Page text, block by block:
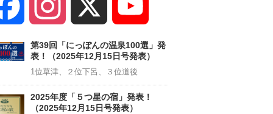
Facebook Instagram
Channel
第39回「にっぽんの温泉100選」発
表！（2025年12月15日号発表）
1位草津、２位下呂、３位道後
2025年度「５つ星の宿」発表！
（2025年12月15日号発表）